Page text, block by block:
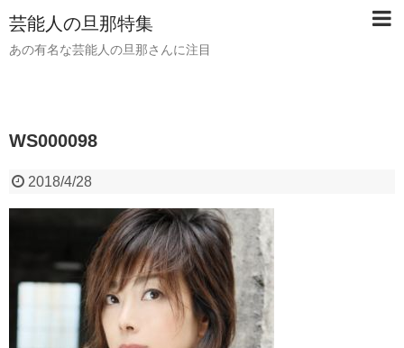
芸能人の旦那特集
あの有名な芸能人の旦那さんに注目
WS000098
2018/4/28